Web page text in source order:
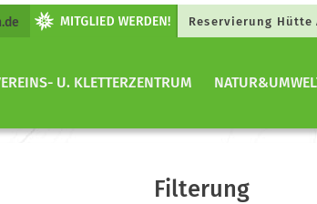
Reservierung Hütte
U. KLETTERZENTRUM
Filterung